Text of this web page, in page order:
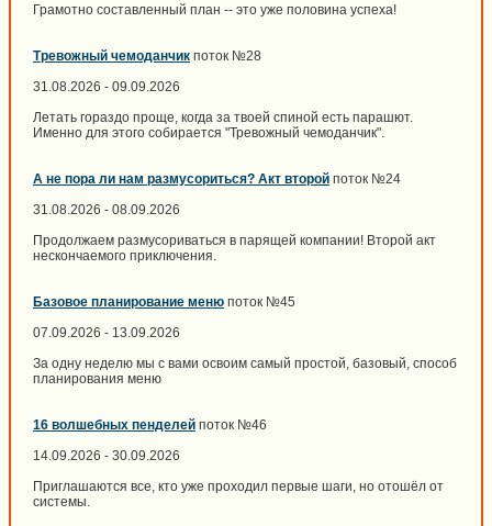
Грамотно составленный план -- это уже половина успеха!
Тревожный чемоданчик поток №28
31.08.2026 - 09.09.2026
Летать гораздо проще, когда за твоей спиной есть парашют.
Именно для этого собирается "Тревожный чемоданчик".
А не пора ли нам размусориться? Акт второй поток №24
31.08.2026 - 08.09.2026
Продолжаем размусориваться в парящей компании! Второй акт
нескончаемого приключения.
Базовое планирование меню поток №45
07.09.2026 - 13.09.2026
За одну неделю мы с вами освоим самый простой, базовый, способ
планирования меню
16 волшебных пенделей поток №46
14.09.2026 - 30.09.2026
Приглашаются все, кто уже проходил первые шаги, но отошёл от
системы.